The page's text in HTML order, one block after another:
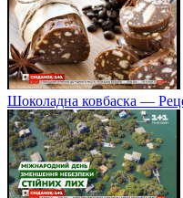
Шоколадна ковбаска —